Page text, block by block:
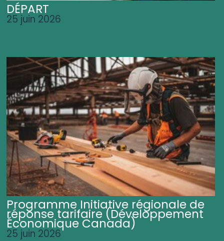
DÉPART
25 juin 2026
Programme Initiative régionale de
réponse tarifaire (Développement
Économique Canada)
25 juin 2026